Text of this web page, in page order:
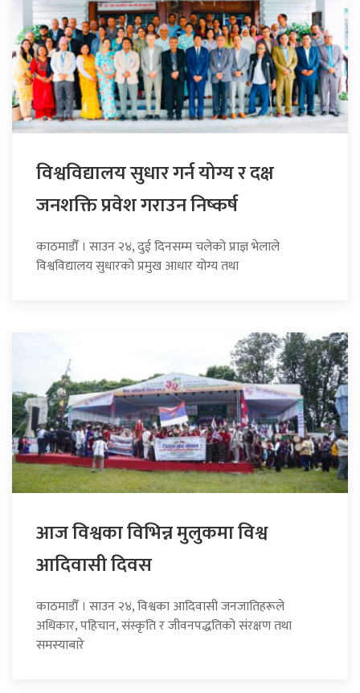
विश्वविद्यालय सुधार गर्न योग्य र दक्ष
जनशक्ति प्रवेश गराउन निष्कर्ष
काठमाडौँ । साउन २४, दुई दिनसम्म चलेको प्राज्ञ भेलाले
विश्वविद्यालय सुधारको प्रमुख आधार योग्य तथा
आज विश्वका विभिन्न मुलुकमा विश्व
आदिवासी दिवस
काठमाडौँ । साउन २४, विश्वका आदिवासी जनजातिहरूले
अधिकार, पहिचान, संस्कृति र जीवनपद्धतिको संरक्षण तथा
समस्याबारे